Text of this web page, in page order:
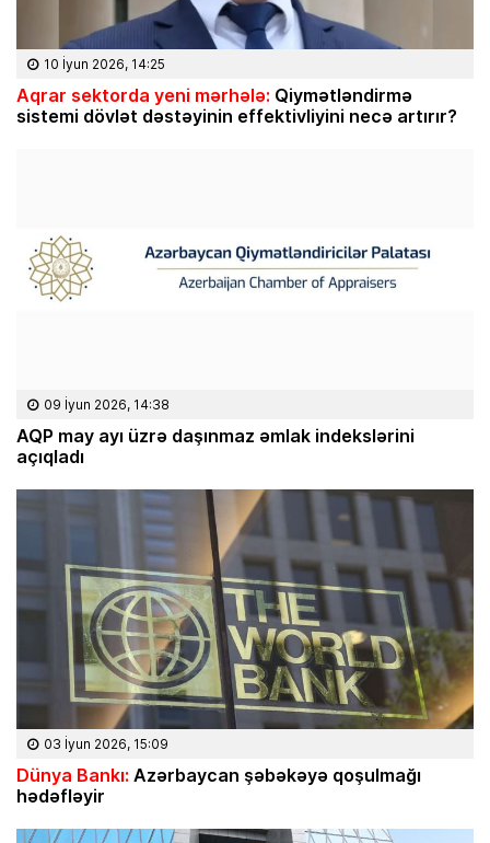
10 İyun 2026, 14:25
Aqrar sektorda yeni mərhələ: Qiymətləndirmə
sistemi dövlət dəstəyinin effektivliyini necə artırır?
09 İyun 2026, 14:38
AQP may ayı üzrə daşınmaz əmlak indekslərini
açıqladı
03 İyun 2026, 15:09
Dünya Bankı: Azərbaycan şəbəkəyə qoşulmağı
hədəfləyir